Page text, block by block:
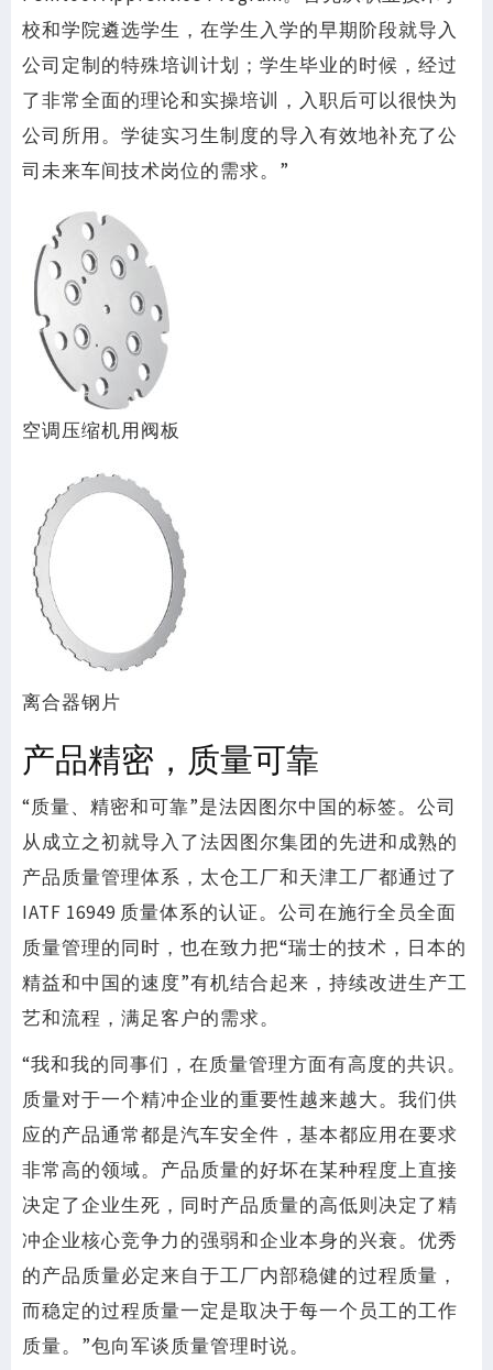
校和学院遴选学生，在学生入学的早期阶段就导入
公司定制的特殊培训计划；学生毕业的时候，经过
了非常全面的理论和实操培训，入职后可以很快为
公司所用。学徒实习生制度的导入有效地补充了公
司未来车间技术岗位的需求。”
空调压缩机用阀板
离合器钢片
产品精密，质量可靠
“质量、精密和可靠”是法因图尔中国的标签。公司
从成立之初就导入了法因图尔集团的先进和成熟的
产品质量管理体系，太仓工厂和天津工厂都通过了
IATF 16949 质量体系的认证。公司在施行全员全面
质量管理的同时，也在致力把“瑞士的技术，日本的
精益和中国的速度”有机结合起来，持续改进生产工
艺和流程，满足客户的需求。
“我和我的同事们，在质量管理方面有高度的共识。
质量对于一个精冲企业的重要性越来越大。我们供
应的产品通常都是汽车安全件，基本都应用在要求
非常高的领域。产品质量的好坏在某种程度上直接
决定了企业生死，同时产品质量的高低则决定了精
冲企业核心竞争力的强弱和企业本身的兴衰。优秀
的产品质量必定来自于工厂内部稳健的过程质量，
而稳定的过程质量一定是取决于每一个员工的工作
质量。”包向军谈质量管理时说。